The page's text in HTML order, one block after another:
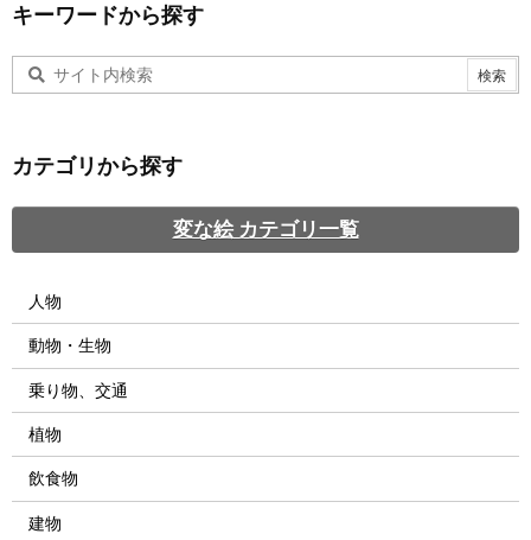
キーワードから探す
カテゴリから探す
変な絵 カテゴリ一覧
人物
動物・生物
乗り物、交通
植物
飲食物
建物